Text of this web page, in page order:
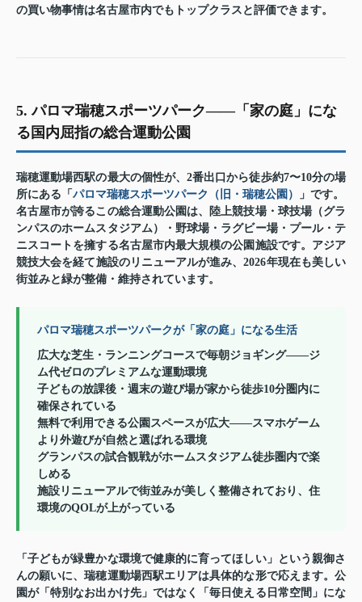
の買い物事情は名古屋市内でもトップクラスと評価できます。
5. パロマ瑞穂スポーツパーク——「家の庭」にな
る国内屈指の総合運動公園
瑞穂運動場西駅の最大の個性が、2番出口から徒歩約7〜10分の場
所にある「パロマ瑞穂スポーツパーク（旧・瑞穂公園）
」です。
名古屋市が誇るこの総合運動公園は、陸上競技場・球技場（グラ
ンパスのホームスタジアム）・野球場・ラグビー場・プール・テ
ニスコートを擁する名古屋市内最大規模の公園施設です。アジア
競技大会を経て施設のリニューアルが進み、2026年現在も美しい
街並みと緑が整備・維持されています。
パロマ瑞穂スポーツパークが「家の庭」になる生活
広大な芝生・ランニングコースで毎朝ジョギング——ジ
ム代ゼロのプレミアムな運動環境
子どもの放課後・週末の遊び場が家から徒歩10分圏内に
確保されている
無料で利用できる公園スペースが広大——スマホゲーム
より外遊びが自然と選ばれる環境
グランパスの試合観戦がホームスタジアム徒歩圏内で楽
しめる
施設リニューアルで街並みが美しく整備されており、住
環境のQOLが上がっている
「子どもが緑豊かな環境で健康的に育ってほしい」という親御さ
んの願いに、瑞穂運動場西駅エリアは具体的な形で応えます。公
園が「特別なお出かけ先」ではなく「毎日使える日常空間」にな